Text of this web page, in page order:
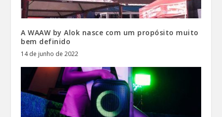
A WAAW by Alok nasce com um propósito muito
bem definido
14 de junho de 2022